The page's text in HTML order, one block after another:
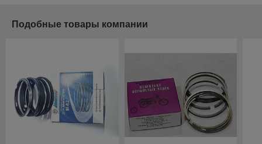
Подобные товары компании